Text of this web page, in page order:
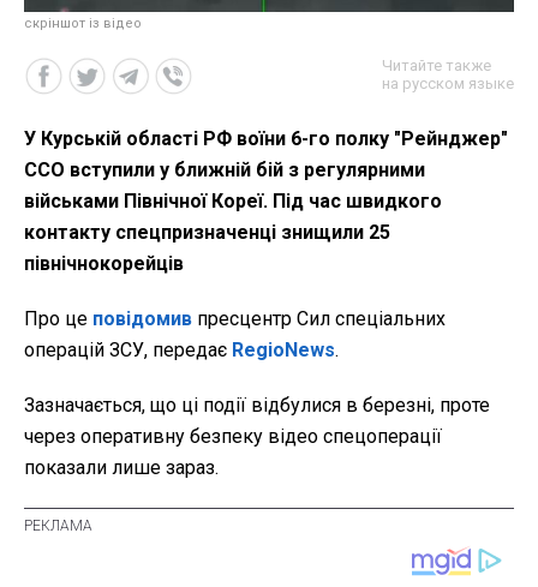
скріншот із відео
Читайте также
на русском языке
У Курській області РФ воїни 6-го полку "Рейнджер"
ССО вступили у ближній бій з регулярними
військами Північної Кореї. Під час швидкого
контакту спецпризначенці знищили 25
північнокорейців
Про це повідомив пресцентр Сил спеціальних
операцій ЗСУ, передає RegioNews.
Зазначається, що ці події відбулися в березні, проте
через оперативну безпеку відео спецоперації
показали лише зараз.